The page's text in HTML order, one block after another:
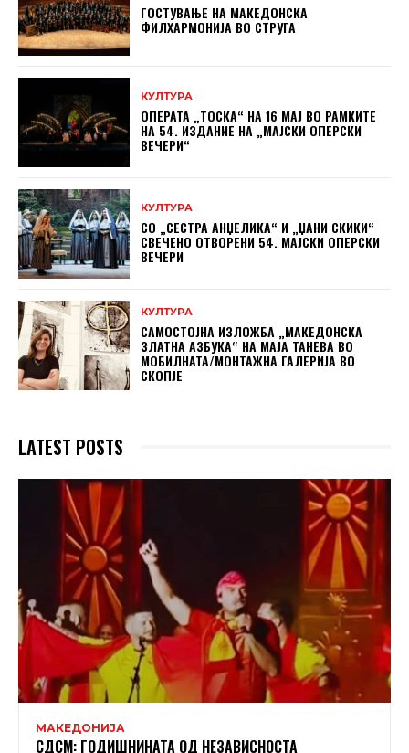
ГОСТУВАЊЕ НА МАКЕДОНСКА
ФИЛХАРМОНИЈА ВО СТРУГА
КУЛТУРА
ОПЕРАТА „ТОСКА“ НА 16 МАЈ ВО РАМКИТЕ
НА 54. ИЗДАНИЕ НА „МАЈСКИ ОПЕРСКИ
ВЕЧЕРИ“
КУЛТУРА
СО „СЕСТРА АНЏЕЛИКА“ И „ЏАНИ СКИКИ“
СВЕЧЕНО ОТВОРЕНИ 54. МАЈСКИ ОПЕРСКИ
ВЕЧЕРИ
КУЛТУРА
САМОСТОЈНА ИЗЛОЖБА „МАКЕДОНСКА
ЗЛАТНА АЗБУКА“ НА МAЈА ТАНЕВА ВО
МОБИЛНАТА/МОНТАЖНА ГАЛЕРИЈА ВО
СКОПЈЕ
LATEST POSTS
МАКЕДОНИЈА
СДСМ: ГОДИШНИНАТА ОД НЕЗАВИСНОСТА